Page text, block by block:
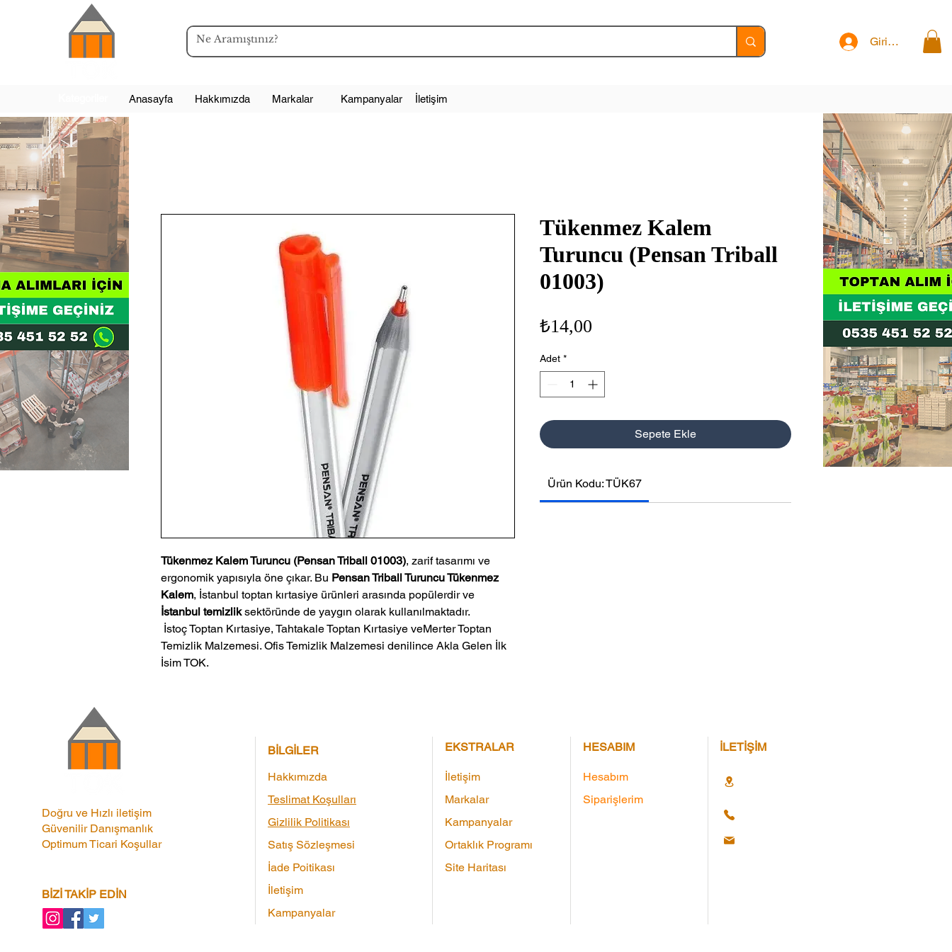
Giriş Yap
Anasayfa Hakkımızda Markalar Kampanyalar İletişim
Tükenmez Kalem Turuncu (Pensan Triball 01003), zarif tasarımı ve
ergonomik yapısıyla öne çıkar. Bu Pensan Triball Turuncu Tükenmez
Kalem, İstanbul toptan kırtasiye ürünleri arasında popülerdir ve
İstanbul temizliksektöründe de yaygın olarak kullanılmaktadır.
Temizlik Malzemesi. Ofis Temizlik Malzemesi denilince Akla Gelen İlk
İsim TOK.
Tükenmez Kalem
Turuncu (Pensan Triball
01003)
₺14,00
Adet *
Sepete Ekle
Ürün Kodu: TÜK67
Doğru ve Hızlı iletişim
Güvenilir Danışmanlık
Optimum Ticari Koşullar
BİZİ TAKİP EDİN
BİLGİLER
Hakkımızda
Teslimat Koşulları
Gizlilik Politikası
Satış Sözleşmesi
İade Poitikası
İletişim
Kampanyalar
EKSTRALAR
İletişim
Markalar
Kampanyalar
Ortaklık Programı
Site Haritası
HESABIM
Hesabım
Siparişlerim
İLETİŞİM